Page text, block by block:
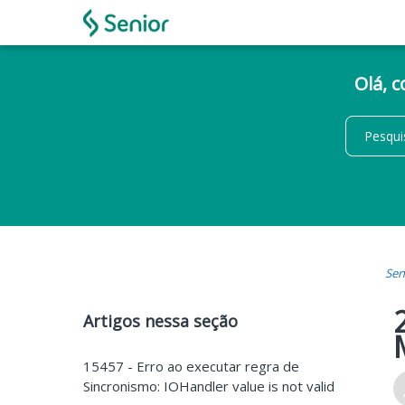
Olá,
Artigos nessa seção
15457 - Erro ao executar regra de
Sincronismo: IOHandler value is not valid